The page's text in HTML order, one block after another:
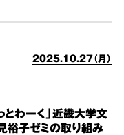
2025.10.27（月）
わーく」近畿大学文
裕子ゼミの取り組み